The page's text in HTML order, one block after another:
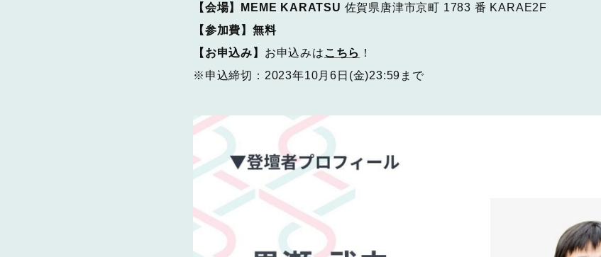
【会場】MEME KARATSU 佐賀県唐津市京町 1783 番 KARAE2F
【参加費】無料
【お申込み】 お申込みは こちら ！
※申込締切：2023年10月6日(金)23:59まで